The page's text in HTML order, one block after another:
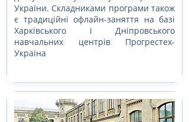
України. Складниками програми також
є традиційні офлайн-заняття на базі
Харківського і Дніпровського
навчальних центрів Прогрестех-
Україна